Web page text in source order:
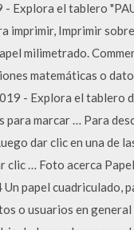
Explora el tablero
imprimir, Imprimir
milimetrado.
matemáticas o
- Explora el tablero
para marcar … Para
dar clic en una de
clic … Foto acerca
papel cuadriculado,
o usuarios en